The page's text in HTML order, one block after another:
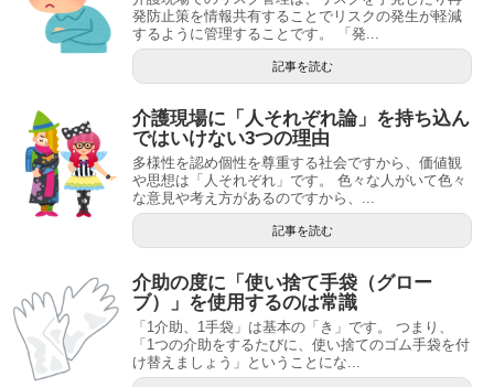
発防止策を情報共有することでリスクの発生が軽減
するように管理することです。 「発...
記事を読む
介護現場に「人それぞれ論」を持ち込ん
ではいけない3つの理由
多様性を認め個性を尊重する社会ですから、価値観
や思想は「人それぞれ」です。 色々な人がいて色々
な意見や考え方があるのですから、...
記事を読む
介助の度に「使い捨て手袋（グロー
ブ）」を使用するのは常識
「1介助、1手袋」は基本の「き」です。 つまり、
「1つの介助をするたびに、使い捨てのゴム手袋を付
け替えましょう」ということにな...